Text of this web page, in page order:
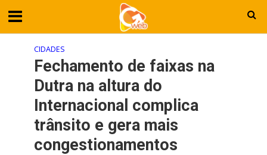
CIDADES
Fechamento de faixas na
Dutra na altura do
Internacional complica
trânsito e gera mais
congestionamentos